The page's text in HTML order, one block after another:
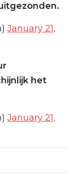
January 21,
het
January 21,